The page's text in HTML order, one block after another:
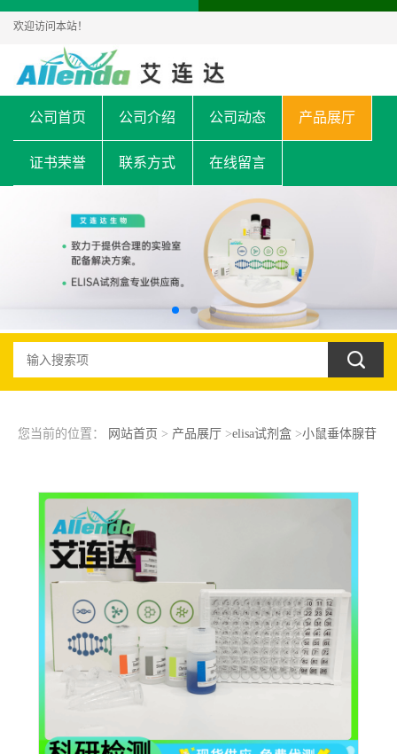
欢迎访问本站！
公司首页 公司介绍 公司动态 产品展厅
证书荣誉 联系方式 在线留言
您当前的位置： 网站首页 > 产品展厅 >elisa试剂盒>小鼠垂体腺苷